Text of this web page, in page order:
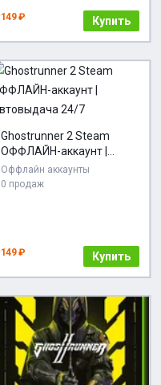
149 ₽ Купить
Ghostrunner 2 Steam
ОФФЛАЙН-аккаунт |
Автовыдача 24/7
Оффлайн аккаунты
0 продаж
149 ₽ Купить